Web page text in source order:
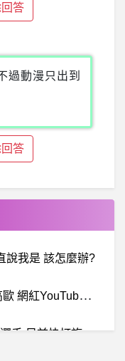
答
過動漫只出到
答
說我是 該怎麼辦?
女
人話題- 網紅YouTube 收入很高歐 網紅YouTube 收入很高歐
希
洽- 目前快打旋風界的主要戰力選手 目前快打旋風界的主要戰力選手